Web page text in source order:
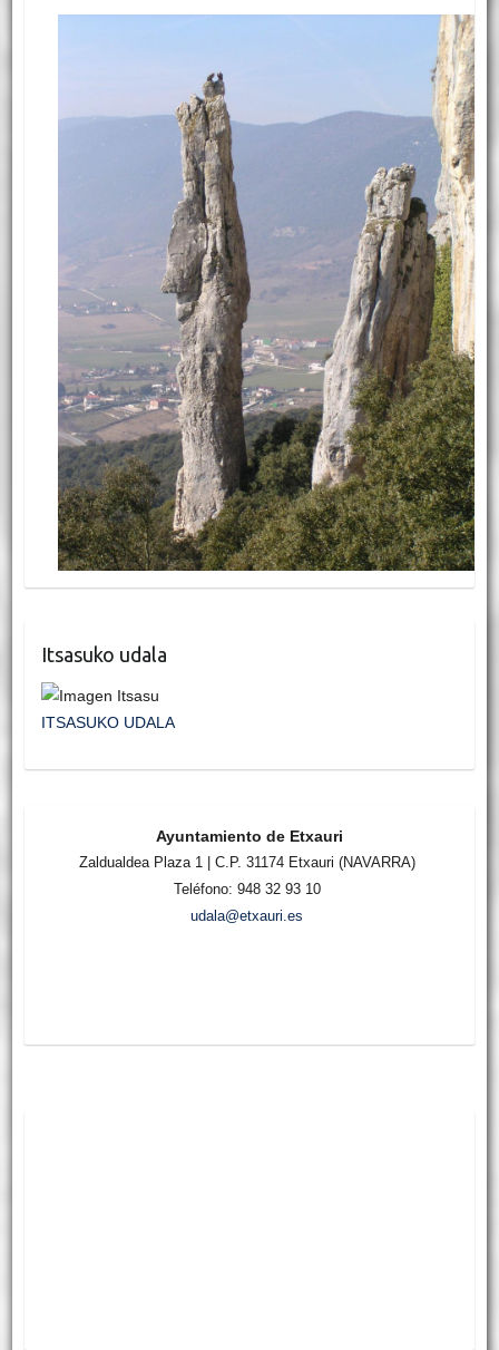
Itsasuko udala
ITSASUKO UDALA
Ayuntamiento de Etxauri
Zaldualdea Plaza 1 | C.P. 31174 Etxauri (NAVARRA)
Teléfono: 948 32 93 10
udala@etxauri.es